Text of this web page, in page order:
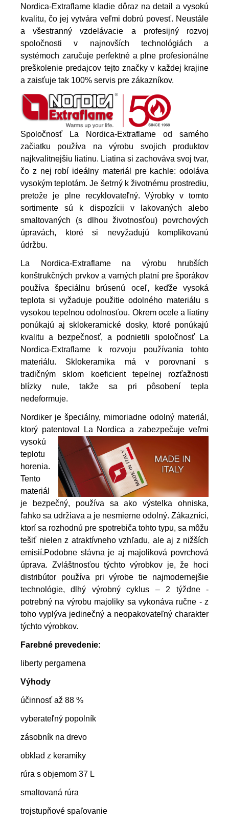
Nordica-Extraflame kladie dôraz na detail a vysokú
kvalitu, čo jej vytvára veľmi dobrú povesť. Neustále
a všestranný vzdelávacie a profesijný rozvoj
spoločnosti v najnovších technológiách a
systémoch zaručuje perfektné a plne profesionálne
preškolenie predajcov tejto značky v každej krajine
a zaisťuje tak 100% servis pre zákazníkov.
Spoločnosť La Nordica-Extraflame od samého
začiatku používa na výrobu svojich produktov
najkvalitnejšiu liatinu. Liatina si zachováva svoj tvar,
čo z nej robí ideálny materiál pre kachle: odoláva
vysokým teplotám. Je šetrný k životnému prostrediu,
pretože je plne recyklovateľný. Výrobky v tomto
sortimente sú k dispozícii v lakovaných alebo
smaltovaných (s dlhou životnosťou) povrchových
úpravách, ktoré si nevyžadujú komplikovanú
údržbu.
La Nordica-Extraflame na výrobu hrubších
konštrukčných prvkov a varných platní pre šporákov
používa špeciálnu brúsenú oceľ, keďže vysoká
teplota si vyžaduje použitie odolného materiálu s
vysokou tepelnou odolnosťou. Okrem ocele a liatiny
ponúkajú aj sklokeramické dosky, ktoré ponúkajú
kvalitu a bezpečnosť, a podnietili spoločnosť La
Nordica-Extraflame k rozvoju používania tohto
materiálu. Sklokeramika má v porovnaní s
tradičným sklom koeficient tepelnej rozťažnosti
blízky nule, takže sa pri pôsobení tepla
nedeformuje.
Nordiker je špeciálny, mimoriadne odolný materiál,
ktorý patentoval La Nordica a zabezpečuje veľmi
vysokú
teplotu
horenia.
Tento
materiál
je bezpečný, používa sa ako výstelka ohniska,
ľahko sa udržiava a je nesmierne odolný. Zákazníci,
ktorí sa rozhodnú pre spotrebiča tohto typu, sa môžu
tešiť nielen z atraktívneho vzhľadu, ale aj z nižších
emisií.Podobne slávna je aj majoliková povrchová
úprava. Zvláštnosťou týchto výrobkov je, že hoci
distribútor používa pri výrobe tie najmodernejšie
technológie, dlhý výrobný cyklus – 2 týždne -
potrebný na výrobu majoliky sa vykonáva ručne - z
toho vyplýva jedinečný a neopakovateľný charakter
týchto výrobkov.
Farebné prevedenie:
liberty pergamena
Výhody
účinnosť až 88 %
vyberateľný popolník
zásobník na drevo
obklad z keramiky
rúra s objemom 37 L
smaltovaná rúra
trojstupňové spaľovanie